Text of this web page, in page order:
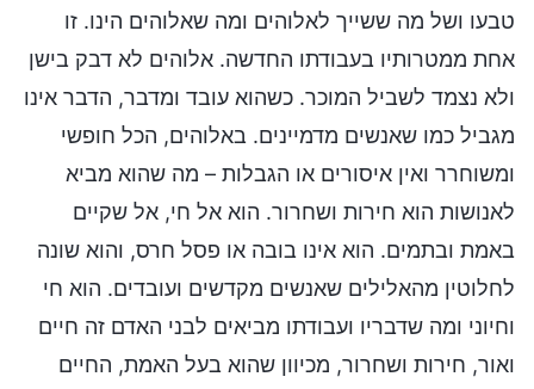
טבעו ושל מה ששייך לאלוהים ומה שאלוהים הינו. זו
אחת ממטרותיו בעבודתו החדשה. אלוהים לא דבק בישן
ולא נצמד לשביל המוכר. כשהוא עובד ומדבר, הדבר אינו
מגביל כמו שאנשים מדמיינים. באלוהים, הכל חופשי
ומשוחרר ואין איסורים או הגבלות – מה שהוא מביא
לאנושות הוא חירות ושחרור. הוא אל חי, אל שקיים
באמת ובתמים. הוא אינו בובה או פסל חרס, והוא שונה
לחלוטין מהאלילים שאנשים מקדשים ועובדים. הוא חי
וחיוני ומה שדבריו ועבודתו מביאים לבני האדם זה חיים
ואור, חירות ושחרור, מכיוון שהוא בעל האמת, החיים